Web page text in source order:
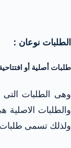
الطلبات نوعان :
طلبات أصلية أو
وهى الطلبات التى
والطلبات
ولذلك تسمى